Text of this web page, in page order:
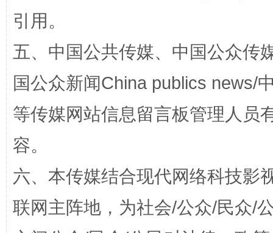
扯下公款旅游的“隐身衣” 如何以
“蜀中异人”王建安的艺术幻境
引用。
五、中国公共传媒、中国公众传
国公众新闻China publics news/
等传媒网站信息留言板管理人员
容。
六、本传媒结合现代网络科技影
联网主阵地，为社会/公众/民众/